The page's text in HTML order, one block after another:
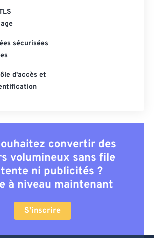
sécurisées
d'accès et
convertir des
volumineux sans file
ni publicités ?
à niveau maintenant
S'inscrire